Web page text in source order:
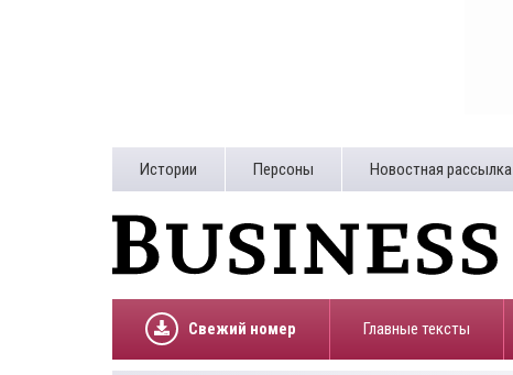
Истории Персоны Новостная рассылка
Свежий номер Главные тексты